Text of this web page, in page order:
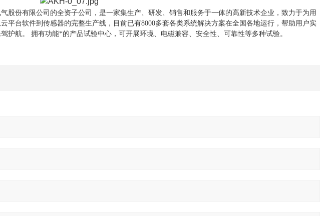
股份有限公司的全资子公司，是一家集生产、研发、销售和服务于一体的高新技术企业，致力于为用
平台软件到传感器的完整生产线，目前已有8000多套各类系统解决方案在全国各地运行，帮助用户实
护航。 拥有功能*的产品试验中心，可开展环境、电磁兼容、安全性、可靠性等多种试验。